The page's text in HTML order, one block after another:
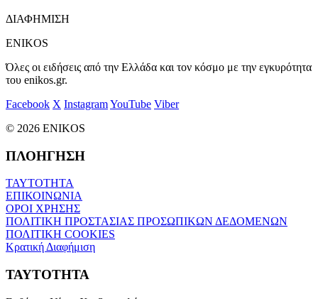
ΔΙΑΦΗΜΙΣΗ
ENIKOS
Όλες οι ειδήσεις από την Ελλάδα και τον κόσμο με την εγκυρότητα
του enikos.gr.
Facebook X InstagramYouTube Viber
© 2026 ENIKOS
ΠΛΟΗΓΗΣΗ
ΤΑΥΤΟΤΗΤΑ
ΕΠΙΚΟΙΝΩΝΙΑ
ΟΡΟΙ ΧΡΗΣΗΣ
ΠΟΛΙΤΙΚΗ ΠΡΟΣΤΑΣΙΑΣ ΠΡΟΣΩΠΙΚΩΝ ΔΕΔΟΜΕΝΩΝ
ΠΟΛΙΤΙΚΗ COOKIES
Κρατική Διαφήμιση
ΤΑΥΤΟΤΗΤΑ